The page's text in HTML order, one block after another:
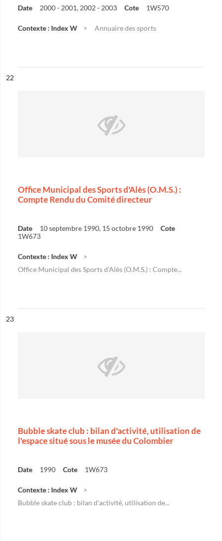
Date 2000 - 2001, 2002 - 2003 Cote 1W570
Contexte : Index W Annuaire des sports
n°
22
Office Municipal des Sports d'Alès (O.M.S.) :
Compte Rendu du Comité directeur
Date 10 septembre 1990, 15 octobre 1990
Cote
1W673
Contexte : Index W
Office Municipal des Sports d'Alès (O.M.S.) : Compte...
n°
23
Bubble skate club : bilan d'activité, utilisation de
l'espace situé sous le musée du Colombier
Date 1990 Cote 1W673
Contexte : Index W
Bubble skate club : bilan d'activité, utilisation de...